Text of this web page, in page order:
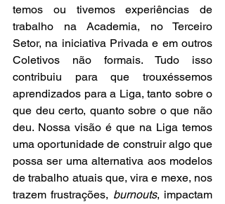
temos ou tivemos experiências de
trabalho na Academia, no Terceiro
Setor, na iniciativa Privada e em outros
Coletivos não formais. Tudo isso
contribuiu para que trouxéssemos
aprendizados para a Liga, tanto sobre o
que deu certo, quanto sobre o que não
deu. Nossa visão é que na Liga temos
uma oportunidade de construir algo que
possa ser uma alternativa aos modelos
de trabalho atuais que, vira e mexe, nos
trazem frustrações, burnouts, impactam